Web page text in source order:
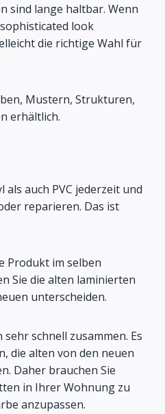
sind lange haltbar. Wenn
look
die richtige Wahl für
Mustern, Strukturen,
erhältlich.
als auch PVC jederzeit und
reparieren. Das ist
Produkt im selben
Sie die alten laminierten
unterscheiden.
schnell zusammen. Es
die alten von den neuen
Daher brauchen Sie
in Ihrer Wohnung zu
anzupassen.